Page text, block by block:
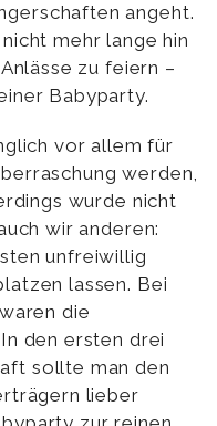
angeht.
mehr lange hin
zu feiern –
Babyparty.
vor allem für
werden,
wurde nicht
wir anderen:
unfreiwillig
lassen. Bei
die
den ersten drei
sollte man den
lieber